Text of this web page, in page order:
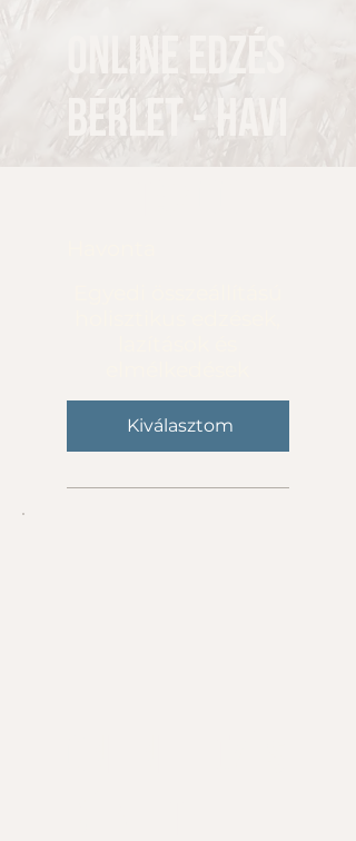
Online edzés
bérlet - Havi
Kiválasztom